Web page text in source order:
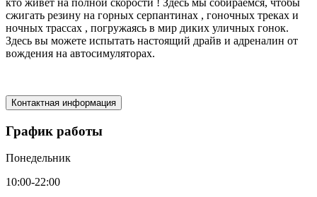
кто живет на полной скорости ! Здесь мы собираемся, чтобы
сжигать резину на горных серпантинах , гоночных треках и
ночных трассах , погружаясь в мир диких уличных гонок.
Здесь вы можете испытать настоящий драйв и адреналин от
вождения на автосимуляторах.
Контактная информация
График работы
Понедельник
10:00-22:00